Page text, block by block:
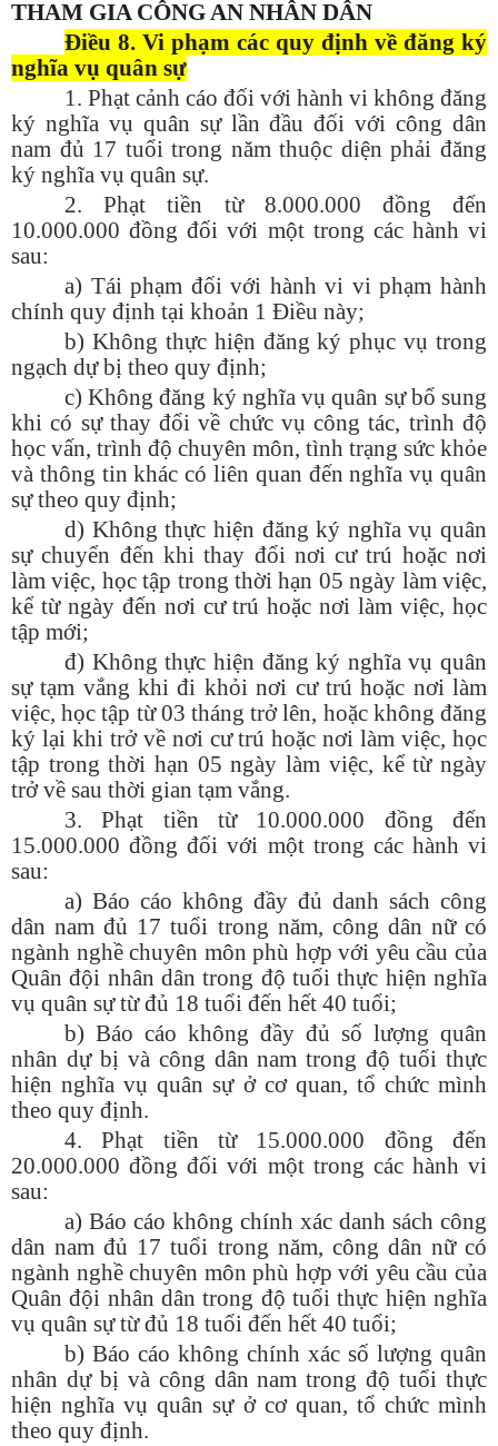
THAM GIA CÔNG AN NHÂN DÂN
Điều 8. Vi phạm các quy định về đăng ký
nghĩa vụ quân sự
1. Phạt cảnh cáo đối với hành vi không đăng
ký nghĩa vụ quân sự lần đầu đối với công dân
nam đủ 17 tuổi trong năm thuộc diện phải đăng
ký nghĩa vụ quân sự.
2. Phạt tiền từ 8.000.000 đồng đến
10.000.000 đồng đối với một trong các hành vi
sau:
a) Tái phạm đối với hành vi vi phạm hành
chính quy định tại khoản 1 Điều này;
b) Không thực hiện đăng ký phục vụ trong
ngạch dự bị theo quy định;
c) Không đăng ký nghĩa vụ quân sự bổ sung
khi có sự thay đổi về chức vụ công tác, trình độ
học vấn, trình độ chuyên môn, tình trạng sức khỏe
và thông tin khác có liên quan đến nghĩa vụ quân
sự theo quy định;
d) Không thực hiện đăng ký nghĩa vụ quân
sự chuyển đến khi thay đổi nơi cư trú hoặc nơi
làm việc, học tập trong thời hạn 05 ngày làm việc,
kể từ ngày đến nơi cư trú hoặc nơi làm việc, học
tập mới;
đ) Không thực hiện đăng ký nghĩa vụ quân
sự tạm vắng khi đi khỏi nơi cư trú hoặc nơi làm
việc, học tập từ 03 tháng trở lên, hoặc không đăng
ký lại khi trở về nơi cư trú hoặc nơi làm việc, học
tập trong thời hạn 05 ngày làm việc, kể từ ngày
trở về sau thời gian tạm vắng.
3. Phạt tiền từ 10.000.000 đồng đến
15.000.000 đồng đối với một trong các hành vi
sau:
a) Báo cáo không đầy đủ danh sách công
dân nam đủ 17 tuổi trong năm, công dân nữ có
ngành nghề chuyên môn phù hợp với yêu cầu của
Quân đội nhân dân trong độ tuổi thực hiện nghĩa
vụ quân sự từ đủ 18 tuổi đến hết 40 tuổi;
b) Báo cáo không đầy đủ số lượng quân
nhân dự bị và công dân nam trong độ tuổi thực
hiện nghĩa vụ quân sự ở cơ quan, tổ chức mình
theo quy định.
4. Phạt tiền từ 15.000.000 đồng đến
20.000.000 đồng đối với một trong các hành vi
sau:
a) Báo cáo không chính xác danh sách công
dân nam đủ 17 tuổi trong năm, công dân nữ có
ngành nghề chuyên môn phù hợp với yêu cầu của
Quân đội nhân dân trong độ tuổi thực hiện nghĩa
vụ quân sự từ đủ 18 tuổi đến hết 40 tuổi;
b) Báo cáo không chính xác số lượng quân
nhân dự bị và công dân nam trong độ tuổi thực
hiện nghĩa vụ quân sự ở cơ quan, tổ chức mình
theo quy định.